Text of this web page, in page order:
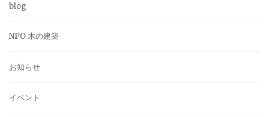
blog
NPO 木の建築
お知らせ
イベント